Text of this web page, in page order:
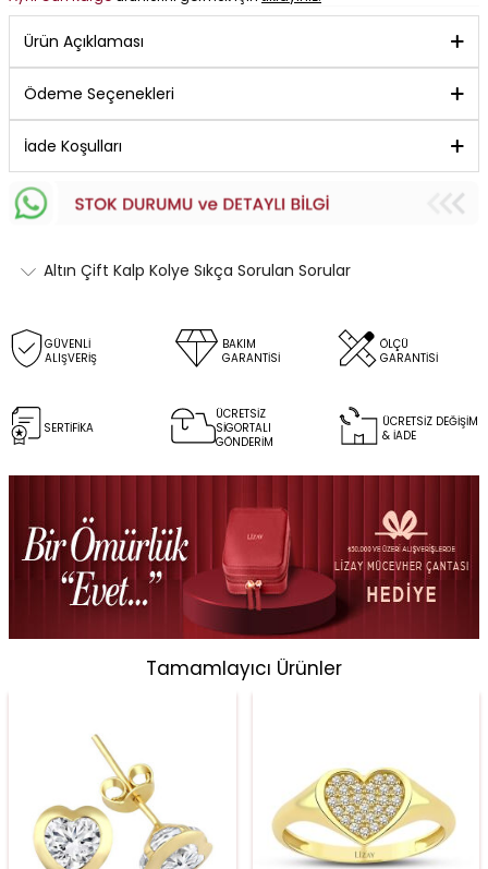
Ürün Açıklaması
Ödeme Seçenekleri
İade Koşulları
Altın Çift Kalp Kolye Sıkça Sorulan Sorular
GÜVENLİ
ALIŞVERİŞ
BAKIM
GARANTİSİ
ÖLÇÜ
GARANTİSİ
SERTİFİKA
ÜCRETSİZ
SİGORTALI
GÖNDERİM
ÜCRETSİZ DEĞİŞİM
& İADE
Tamamlayıcı Ürünler